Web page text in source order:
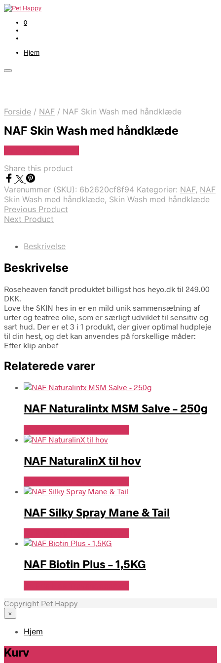
0
Hjem
Forside / NAF / NAF Skin Wash med håndklæde
NAF Skin Wash med håndklæde
Share this product
Varenummer (SKU): 6b2620cf8f94 Kategorier: NAF, NAF
Skin Wash med håndklæde, Skin Wash med håndklæde
Previous Product
Next Product
Beskrivelse
Beskrivelse
Roseheaven fandt produktet billigst hos heyo.dk til 249.00
DKK.
Love the SKIN hes in er en mild unik sammensætning af
urter og teatree olie, som er særligt udviklet til sensitiv og
sart hud. Der er et 3 i 1 produkt, der giver optimal hudpleje
til din hest, og det kan anvendes på forskellige måder:
Efter klip anbef
Relaterede varer
NAF Naturalintx MSM Salve – 250g
NAF NaturalinX til hov
NAF Silky Spray Mane & Tail
NAF Biotin Plus – 1,5KG
Copyright Pet Happy
×
Hjem
Kurv